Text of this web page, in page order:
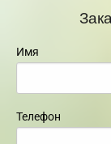
Имя
Телефон